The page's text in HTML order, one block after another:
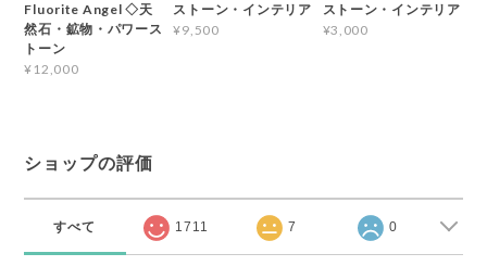
Fluorite Angel ◇天
然石・鉱物・パワース
トーン
¥12,000
ストーン・インテリア
¥9,500
ストーン・インテリア
¥3,000
ショップの評価
すべて 1711 7 0